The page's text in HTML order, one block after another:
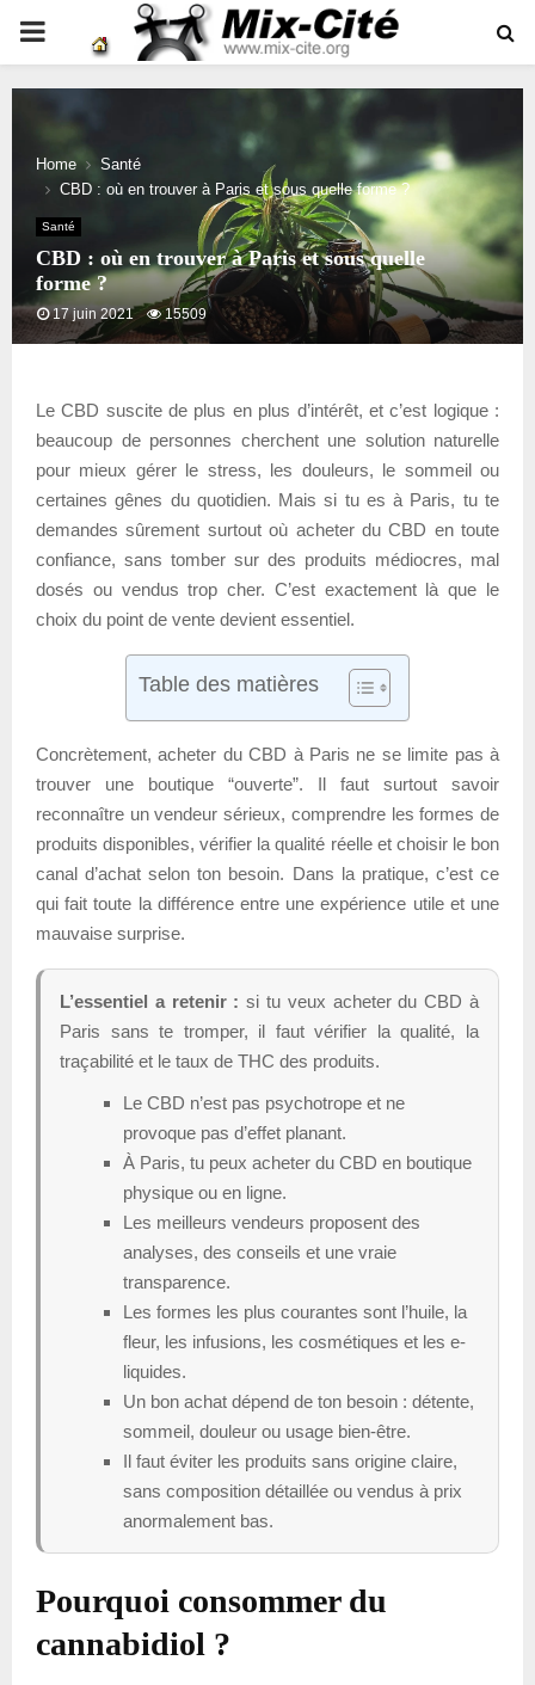
PRIMARY
MENU
Home
Santé
CBD : où en trouver à Paris et sous quelle forme ?
Santé
CBD : où en trouver à Paris et sous quelle
forme ?
17 juin 2021 15509
Le CBD suscite de plus en plus d’intérêt, et c’est logique :
beaucoup de personnes cherchent une solution naturelle
pour mieux gérer le stress, les douleurs, le sommeil ou
certaines gênes du quotidien. Mais si tu es à Paris, tu te
demandes sûrement surtout où acheter du CBD en toute
confiance, sans tomber sur des produits médiocres, mal
dosés ou vendus trop cher. C’est exactement là que le
choix du point de vente devient essentiel.
Table des matières
Concrètement, acheter du CBD à Paris ne se limite pas à
trouver une boutique “ouverte”. Il faut surtout savoir
reconnaître un vendeur sérieux, comprendre les formes de
produits disponibles, vérifier la qualité réelle et choisir le bon
canal d’achat selon ton besoin. Dans la pratique, c’est ce
qui fait toute la différence entre une expérience utile et une
mauvaise surprise.
L’essentiel a retenir : si tu veux acheter du CBD à
Paris sans te tromper, il faut vérifier la qualité, la
traçabilité et le taux de THC des produits.
Le CBD n’est pas psychotrope et ne
provoque pas d’effet planant.
À Paris, tu peux acheter du CBD en boutique
physique ou en ligne.
Les meilleurs vendeurs proposent des
analyses, des conseils et une vraie
transparence.
Les formes les plus courantes sont l’huile, la
fleur, les infusions, les cosmétiques et les e-
liquides.
Un bon achat dépend de ton besoin : détente,
sommeil, douleur ou usage bien-être.
Il faut éviter les produits sans origine claire,
sans composition détaillée ou vendus à prix
anormalement bas.
Pourquoi consommer du
cannabidiol ?